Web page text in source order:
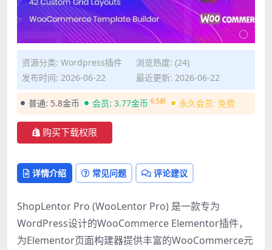
亲测 ShopLentor Pro (WooLentor Pro) v2.8.5：终极
WooCommerce Elementor插件">
资源分类: Wordpress插件
浏览热度: (24)
发布时间: 2026-06-22
最近更新: 2026-06-22
普通: 5.8金币 会员: 3.77金币 6.5折 永久会员: 免费
购买下载权限
详情介绍 常见问题 评论建议
ShopLentor Pro (WooLentor Pro) 是一款专为
WordPress设计的WooCommerce Elementor插件，
为Elementor页面构建器提供丰富的WooCommerce元